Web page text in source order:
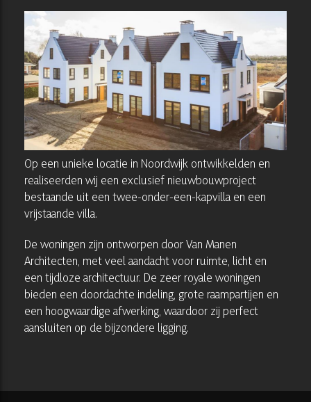
Op een unieke locatie in Noordwijk ontwikkelden en
realiseerden wij een exclusief nieuwbouwproject
bestaande uit een twee-onder-een-kapvilla en een
vrijstaande villa.
De woningen zijn ontworpen door Van Manen
Architecten, met veel aandacht voor ruimte, licht en
een tijdloze architectuur. De zeer royale woningen
bieden een doordachte indeling, grote raampartijen en
een hoogwaardige afwerking, waardoor zij perfect
aansluiten op de bijzondere ligging.